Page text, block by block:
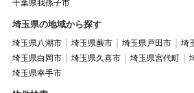
千葉県我孫子市
埼玉県の地域から探す
埼玉県八潮市 埼玉県蕨市 埼玉県戸田市
埼
埼玉県白岡市
埼玉県久喜市 埼玉県宮代町
埼玉県幸手市